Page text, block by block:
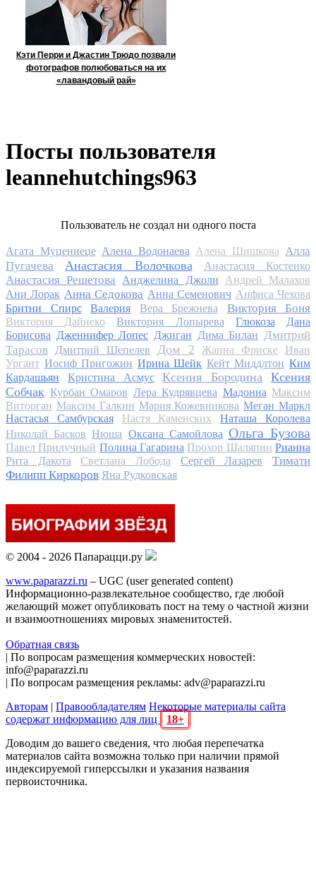
Кэти Перри и Джастин Трюдо позвали
фотографов полюбоваться на их
«лавандовый рай»
Посты пользователя
leannehutchings963
Пользователь не создал ни одного поста
Агата Муцениеце Алена Водонаева Алена Шишкова Алла
Пугачева
Анастасия Волочкова Анастасия Костенко
Анастасия Решетова Анджелина Джоли
Андрей Малахов
Ани Лорак Анна Седокова Анна Семенович Анфиса Чехова
Бритни Спирс
Валерия Вера Брежнева Виктория Боня
Виктория Дайнеко Виктория Лопырева Глюкоза
Дана
Борисова Дженнифер Лопес Джиган Дима Билан Дмитрий
Тарасов
Дмитрий Шепелев Дом 2 Жанна Фриске
Иван
Ургант Иосиф Пригожин Ирина Шейк Кейт Миддлтон Ким
Кардашьян
Кристина Асмус Ксения Бородина
Ксения
Собчак Курбан Омаров Лера Кудрявцева Мадонна Максим
Виторган Максим Галкин Мария Кожевникова Меган Маркл
Настасья Самбурская
Настя Каменских
Наташа Королева
Николай Басков Нюша Оксана Самойлова Ольга Бузова
Павел Прилучный Полина Гагарина Прохор Шаляпин Рианна
Рита Дакота
Светлана Лобода Сергей Лазарев
Тимати
Филипп Киркоров Яна Рудковская
© 2004 - 2026 Папарацци.ру
www.paparazzi.ru – UGC (user generated content)
Информационно-развлекательное сообщество, где любой
желающий может опубликовать пост на тему о частной жизни
и взаимоотношениях мировых знаменитостей.
Обратная связь
| По вопросам размещения коммерческих новостей:
info@paparazzi.ru
| По вопросам размещения рекламы: adv@paparazzi.ru
Авторам | Правообладателям Некоторые материалы сайта
содержат информацию для лиц
18+
Доводим до вашего сведения, что любая перепечатка
материалов сайта возможна только при наличии прямой
индексируемой гиперссылки и указания названия
первоисточника.